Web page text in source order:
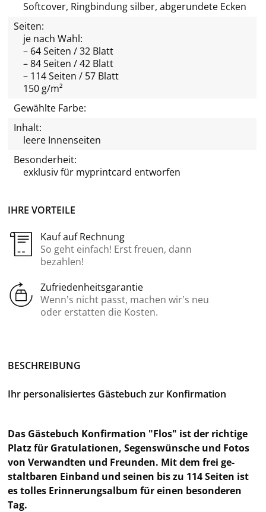
IHRE VORTEILE
Kauf auf Rechnung
So geht einfach! Erst freuen, dann
bezahlen!
Zufriedenheitsgarantie
Wenn’s nicht passt, machen wir’s neu
oder erstatten die Kosten.
Softcover, Ringbindung silber, abgerundete Ecken
Seiten:
je nach Wahl:
– 64 Seiten / 32 Blatt
– 84 Seiten / 42 Blatt
– 114 Seiten / 57 Blatt
150 g/m²
Gewählte Farbe:
Inhalt:
leere Innenseiten
Besonderheit:
exklusiv für myprintcard entworfen
BE­SCHREI­BUNG
Ihr per­so­na­li­sier­tes Gäs­te­buch zur Kon­fir­ma­ti­on
Das Gäs­te­buch Kon­fir­ma­ti­on "Flos" ist der rich­ti­ge
Platz für Gra­tu­la­tio­nen, Se­gens­wün­sche und Fotos
von Ver­wand­ten und Freun­den. Mit dem frei ge­
stalt­ba­ren Ein­band und sei­nen bis zu 114 Sei­ten ist
es tol­les Er­in­ne­rungs­al­bum für einen be­son­de­ren
Tag.